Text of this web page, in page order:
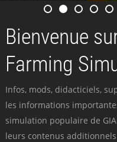
Bienvenue
Farming
Infos, mods, didacticiels,
les informations
simulation populaire de
leurs contenus